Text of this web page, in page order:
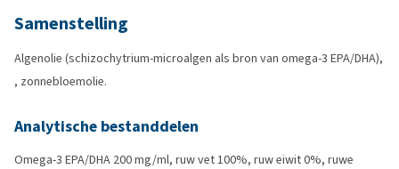
Samenstelling
Algenolie (schizochytrium-microalgen als bron van omega-3 EPA/DHA),
, zonnebloemolie.
Analytische bestanddelen
Omega-3 EPA/DHA 200 mg/ml, ruw vet 100%, ruw eiwit 0%, ruwe